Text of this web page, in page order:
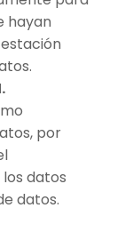
hayan
por
datos
datos.